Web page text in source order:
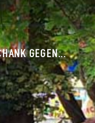
GEGEN...